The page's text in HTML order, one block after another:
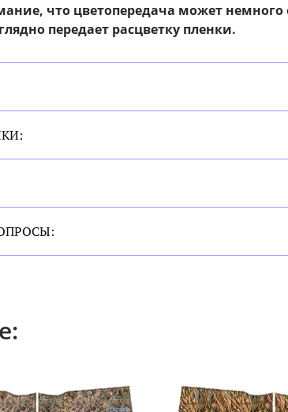
что цветопередача может немного
передает расцветку пленки.